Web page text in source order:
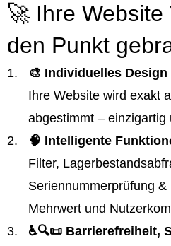
🚀 Ihre
den Punkt
🎨 Individuelles Design
Ihre Website wird exakt
abgestimmt – einzigartig
🧠 Intelligente
Filter,
Seriennummerprüfung
Mehrwert und
♿️🔍📜 Barrierefreiheit,